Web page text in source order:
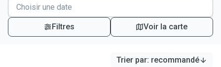
Filtres Voir la carte
Trier par: recommandé